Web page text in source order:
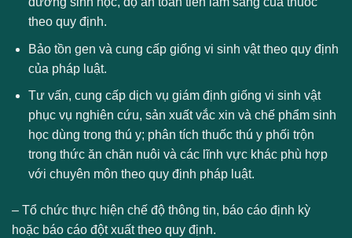
theo quy định.
Bảo tồn gen và cung cấp giống vi sinh vật theo quy định
của pháp luật.
Tư vấn, cung cấp dịch vụ giám định giống vi sinh vật
phục vụ nghiên cứu, sản xuất vắc xin và chế phẩm sinh
học dùng trong thú y; phân tích thuốc thú y phối trộn
trong thức ăn chăn nuôi và các lĩnh vực khác phù hợp
với chuyên môn theo quy định pháp luật.
– Tổ chức thực hiện chế độ thông tin, báo cáo định kỳ
hoặc báo cáo đột xuất theo quy định.